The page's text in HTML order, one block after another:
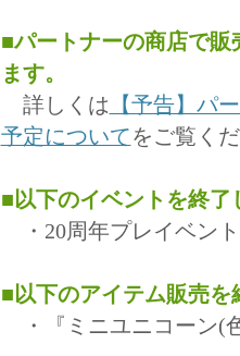
■パートナーの商店で
ます。
詳しくは 【予告】パ
予定についてをご覧く
■以下のイベントを終了
・20周年プレイベン
■以下のアイテム販売を
・『ミニユニコーン(